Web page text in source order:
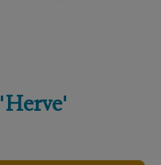
'Herve'